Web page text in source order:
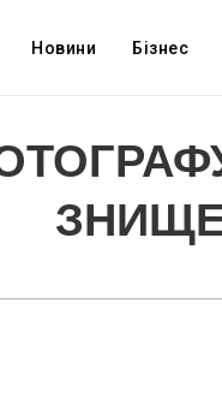
Новини Бізнес